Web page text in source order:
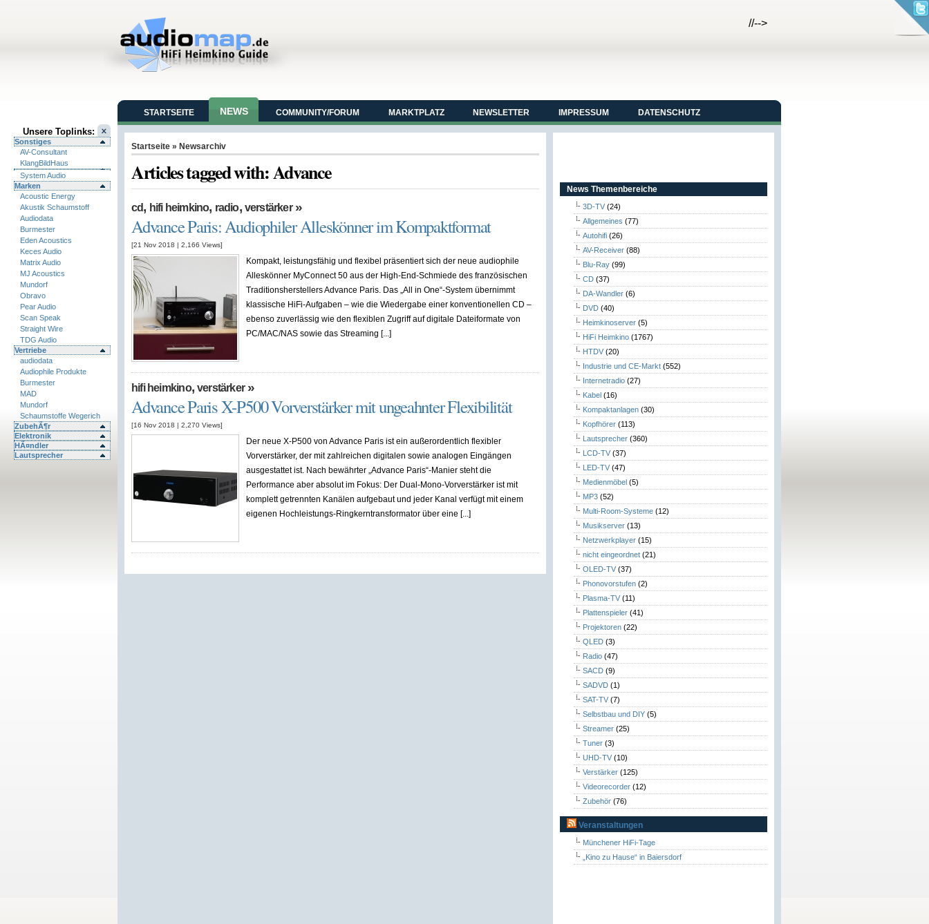
//-->
Unsere Toplinks:
Sonstiges
AV-Consultant
KlangBildHaus
System Audio
Marken
Acoustic Energy
Akustik Schaumstoff
Audiodata
Burmester
Eden Acoustics
Keces Audio
Matrix Audio
MJ Acoustics
Mundorf
Obravo
Pear Audio
Scan Speak
Straight Wire
TDG Audio
Vertriebe
audiodata
Audiophile Produkte
Burmester
MAD
Mundorf
Schaumstoffe Wegerich
ZubehÃ¶r
Elektronik
HÃ¤ndler
Lautsprecher
STARTSEITE NEWS COMMUNITY/FORUM MARKTPLATZ NEWSLETTER IMPRESSUM DATENSCHUTZ
Startseite » Newsarchiv
Articles tagged with: Advance
cd, hifi heimkino, radio, verstärker»
Advance Paris: Audiophiler Alleskönner im Kompaktformat
[21 Nov 2018 | 2,166 Views]
Kompakt, leistungsfähig und flexibel präsentiert sich der neue audiophile
Alleskönner MyConnect 50 aus der High-End-Schmiede des französischen
Traditionsherstellers Advance Paris. Das „All in One“-System übernimmt
klassische HiFi-Aufgaben – wie die Wiedergabe einer konventionellen CD –
ebenso zuverlässig wie den flexiblen Zugriff auf digitale Dateiformate von
PC/MAC/NAS sowie das Streaming [...]
hifi heimkino, verstärker»
Advance Paris X-P500 Vorverstärker mit ungeahnter Flexibilität
[16 Nov 2018 | 2,270 Views]
Der neue X-P500 von Advance Paris ist ein außerordentlich flexibler
Vorverstärker, der mit zahlreichen digitalen sowie analogen Eingängen
ausgestattet ist. Nach bewährter „Advance Paris“-Manier steht die
Performance aber absolut im Fokus: Der Dual-Mono-Vorverstärker ist mit
komplett getrennten Kanälen aufgebaut und jeder Kanal verfügt mit einem
eigenen Hochleistungs-Ringkerntransformator über eine [...]
News Themenbereiche
3D-TV (24)
Allgemeines (77)
Autohifi (26)
AV-Receiver (88)
Blu-Ray (99)
CD (37)
DA-Wandler (6)
DVD (40)
Heimkinoserver (5)
HiFi Heimkino (1767)
HTDV (20)
Industrie und CE-Markt (552)
Internetradio (27)
Kabel (16)
Kompaktanlagen (30)
Kopfhörer (113)
Lautsprecher (360)
LCD-TV (37)
LED-TV (47)
Medienmöbel (5)
MP3 (52)
Multi-Room-Systeme (12)
Musikserver (13)
Netzwerkplayer (15)
nicht eingeordnet (21)
OLED-TV (37)
Phonovorstufen (2)
Plasma-TV (11)
Plattenspieler (41)
Projektoren (22)
QLED (3)
Radio (47)
SACD (9)
SADVD (1)
SAT-TV (7)
Selbstbau und DIY (5)
Streamer (25)
Tuner (3)
UHD-TV (10)
Verstärker (125)
Videorecorder (12)
Zubehör (76)
Veranstaltungen
Münchener HiFi-Tage
„Kino zu Hause“ in Baiersdorf